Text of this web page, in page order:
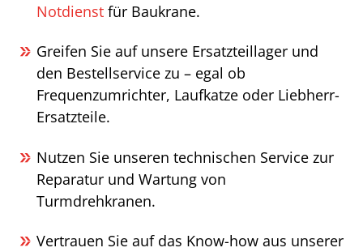
Notdienst für Baukrane.
Greifen Sie auf unsere Ersatzteillager und
den Bestellservice zu – egal ob
Frequenzumrichter, Laufkatze oder Liebherr-
Ersatzteile.
Nutzen Sie unseren technischen Service zur
Reparatur und Wartung von
Turmdrehkranen.
Vertrauen Sie auf das Know-how aus unserer